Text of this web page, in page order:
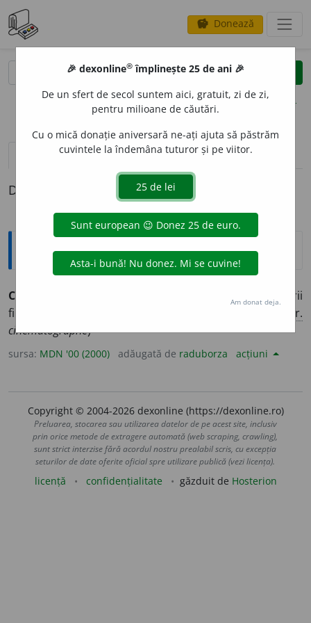
savings Donează
clear
opțiuni
definiții (1) pronunțievolume_up (32)
Definiția cu ID-ul 455114:
Explicative DEX
CINEMATOGR
1. local destinat proiectării
filmelor pentru public; cinema. 2. cinematografie. (<
fr.
cinématographe)
sursa: MDN '00 (2000) adăugată de raduborza acțiuni
Copyright © 2004-2026 dexonline (https://dexonline.ro)
Preluarea, stocarea sau utilizarea datelor de pe acest site, inclusiv
prin orice metode de extragere automată (web scraping, crawling),
sunt strict interzise fără acordul nostru prealabil scris, cu excepția
seturilor de date oferite oficial spre utilizare publică (vezi licența).
licență confidențialitate găzduit de Hosterion
🎉 dexonline® împlinește 25 de ani 🎉
De un sfert de secol suntem aici, gratuit, zi de zi,
pentru milioane de căutări.
Cu o mică donație aniversară ne-ați ajuta să păstrăm
cuvintele la îndemâna tuturor și pe viitor.
Am donat deja.